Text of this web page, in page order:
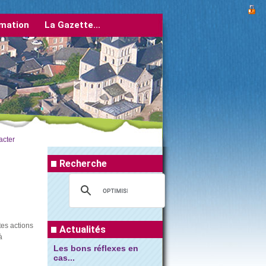
La Gazette...
actions
Recherche
Actualités
vivre à...
En savoir plus...
Les bons réflexes en
cas...